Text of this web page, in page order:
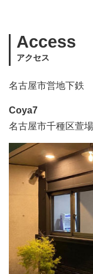
Access
アクセス
名古屋市営地下鉄
Coya7
名古屋市千種区萱